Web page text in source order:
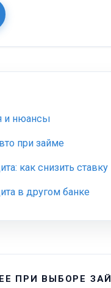
и нюансы
при займе
как снизить ставку
в другом банке
ПРИ ВЫБОРЕ